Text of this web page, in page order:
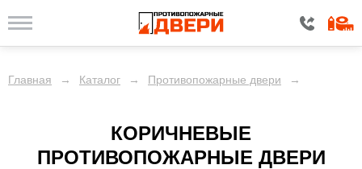
Главная → Каталог → Противопожарные двери →
КОРИЧНЕВЫЕ
ПРОТИВОПОЖАРНЫЕ ДВЕРИ